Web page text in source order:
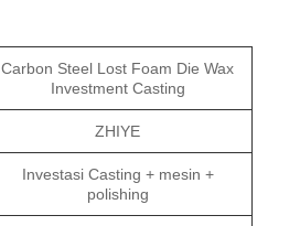
Carbon Steel Lost Foam Die Wax
Investment Casting
ZHIYE
Investasi Casting + mesin +
polishing